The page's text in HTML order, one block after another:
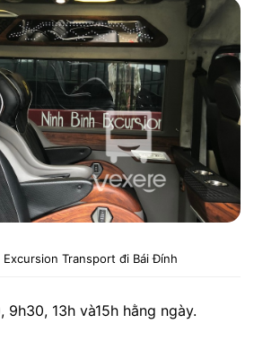
Excursion Transport đi Bái Đính
13h và15h hằng ngày.